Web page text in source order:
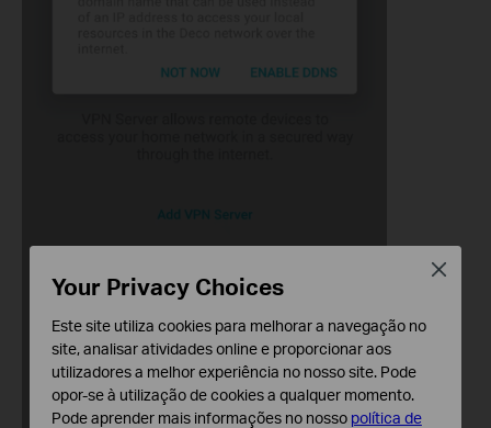
Your Privacy Choices
Este site utiliza cookies para melhorar a navegação no
site, analisar atividades online e proporcionar aos
utilizadores a melhor experiência no nosso site. Pode
opor-se à utilização de cookies a qualquer momento.
Pode aprender mais informações no nosso política de
Close